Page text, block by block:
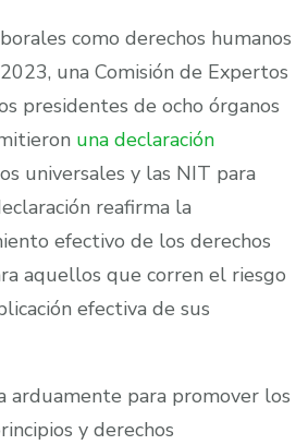
como derechos humanos
una Comisión de Expertos
presidentes de ocho órganos
una declaración
universales y las NIT para
reafirma la
efectivo de los derechos
aquellos que corren el riesgo
efectiva de sus
arduamente para promover los
y derechos